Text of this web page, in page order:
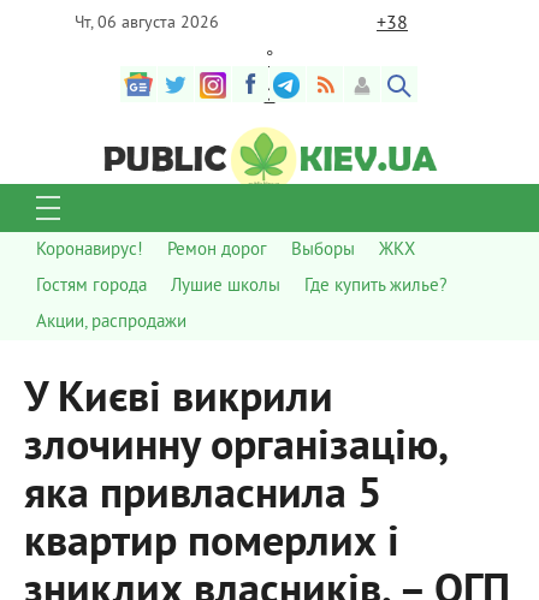
Чт, 06 августа 2026 +38
°
C
Коронавирус! Ремон дорог Выборы
ЖКХ
Гостям города
Лушие школы
Где купить жилье?
Акции, распродажи
У Києві викрили
злочинну організацію,
яка привласнила 5
квартир померлих і